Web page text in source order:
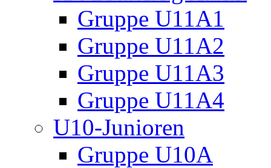
Gruppe U11A1
Gruppe U11A2
Gruppe U11A3
Gruppe U11A4
U10-Junioren
Gruppe U10A